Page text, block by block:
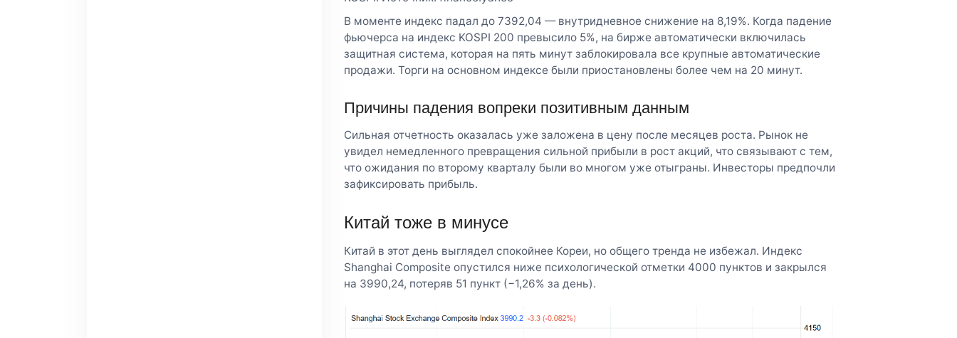
В моменте индекс падал до 7392,04 — внутридневное снижение на 8,19%. Когда падение
фьючерса на индекс KOSPI 200 превысило 5%, на бирже автоматически включилась
защитная система, которая на пять минут заблокировала все крупные автоматические
продажи. Торги на основном индексе были приостановлены более чем на 20 минут.
Причины падения вопреки позитивным данным
Сильная отчетность оказалась уже заложена в цену после месяцев роста. Рынок не
увидел немедленного превращения сильной прибыли в рост акций, что связывают с тем,
что ожидания по второму кварталу были во многом уже отыграны. Инвесторы предпочли
зафиксировать прибыль.
Китай тоже в минусе
Китай в этот день выглядел спокойнее Кореи, но общего тренда не избежал. Индекс
Shanghai Composite опустился ниже психологической отметки 4000 пунктов и закрылся
на 3990,24, потеряв 51 пункт (−1,26% за день).